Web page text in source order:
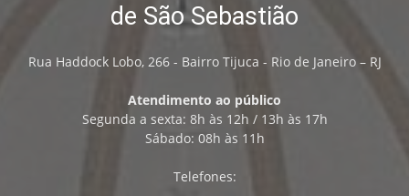
de São Sebastião
Rua Haddock Lobo, 266 - Bairro Tijuca - Rio de Janeiro – RJ
Atendimento ao público
Segunda a sexta: 8h às 12h / 13h às 17h
Sábado: 08h às 11h
Telefones: